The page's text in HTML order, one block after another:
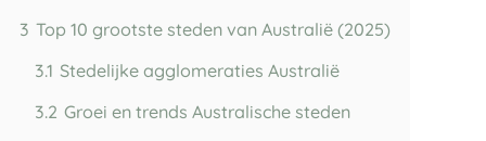
3 Top 10 grootste steden van Australië (2025)
3.1 Stedelijke agglomeraties Australië
3.2 Groei en trends Australische steden